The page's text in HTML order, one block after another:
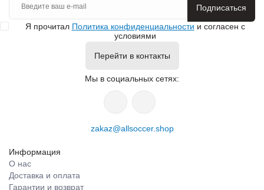
Подписаться
Я прочитал Политика конфиденциальности и согласен с
условиями
Перейти в контакты
Мы в социальных сетях:
zakaz@allsoccer.shop
Информация
О нас
Доставка и оплата
Гарантии и возврат